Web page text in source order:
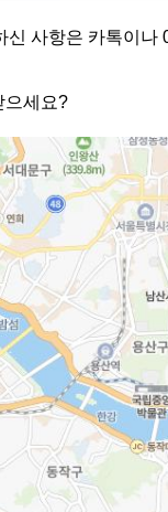
신 사항은 카톡이
으세요?